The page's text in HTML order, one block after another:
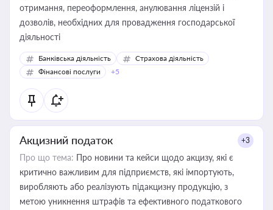
отримання, переоформлення, анулювання ліцензій і
дозволів, необхідних для провадження господарської
діяльності
Банківська діяльність
Страхова діяльність
Фінансові послуги
+5
Акцизний податок +3
Про що тема: Про новини та кейси щодо акцизу, які є
критично важливим для підприємств, які імпортують,
виробляють або реалізують підакцизну продукцію, з
метою уникнення штрафів та ефективного податкового